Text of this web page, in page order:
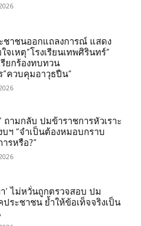
ชาชนออกแถลงการณ์ แสดง
จเหตุ”โรงเรียนเทพศิรินทร์”
ยกร้องทบทวน
”ควบคุมอาวุธปืน”
ถามกลับ ปมข้าราชการหัวเราะ
บฯ “จำเป็นต้องหมอบกราบ
รหรือ?”
’ ไม่หวั่นถูกตรวจสอบ ปม
ประชาชน ย้ำให้ข้อเท็จจริงเป็น